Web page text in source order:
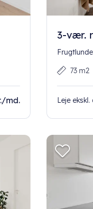
md.
3-vær.
73 m2
Leje